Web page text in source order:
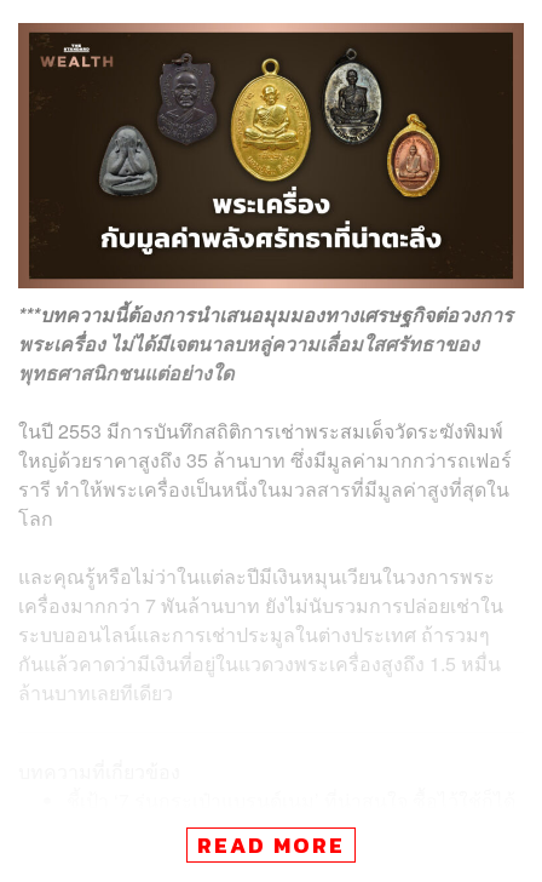
***บทความนี้ต้องการนำเสนอมุมมองทางเศรษฐกิจต่อวงการ
พระเครื่อง ไม่ได้มีเจตนาลบหลู่ความเลื่อมใสศรัทธาของ
พุทธศาสนิกชนแต่อย่างใด
ในปี 2553 มีการบันทึกสถิติการเช่าพระสมเด็จวัดระฆังพิมพ์
ใหญ่ด้วยราคาสูงถึง 35 ล้านบาท ซึ่งมีมูลค่ามากกว่ารถเฟอร์
รารี ทำให้พระเครื่องเป็นหนึ่งในมวลสารที่มีมูลค่าสูงที่สุดใน
โลก
และคุณรู้หรือไม่ว่าในแต่ละปีมีเงินหมุนเวียนในวงการพระ
เครื่องมากกว่า 7 พันล้านบาท ยังไม่นับรวมการปล่อยเช่าใน
ระบบออนไลน์และการเช่าประมูลในต่างประเทศ ถ้ารวมๆ
กันแล้วคาดว่ามีเงินที่อยู่ในแวดวงพระเครื่องสูงถึง 1.5 หมื่น
ล้านบาทเลยทีเดียว
เก็บไว้ลงทุนก็ดี
ราคานาฬิกาหรูในตลาดมือสองกำลังปรับตัวลดลง และ
READ MORE